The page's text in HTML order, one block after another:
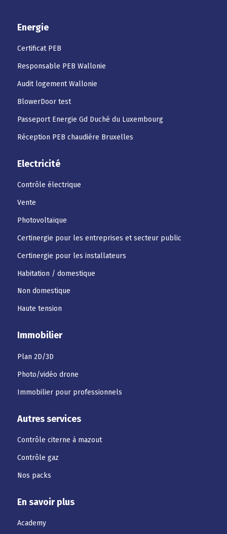
Energie
Certificat PEB
Responsable PEB Wallonie
Audit logement Wallonie
BlowerDoor test
Passeport Energie Gd Duché du Luxembourg
Réception PEB chaudière Bruxelles
Electricité
Contrôle électrique
Vente
Photovoltaïque
Certinergie pour les entreprises et secteur public
Certinergie pour les installateurs
Habitation / domestique
Non domestique
Haute tension
Immobilier
Plan 2D/3D
Photo/vidéo drone
Immobilier pour professionnels
Autres services
Contrôle citerne à mazout
Contrôle gaz
Nos packs
En savoir plus
Academy